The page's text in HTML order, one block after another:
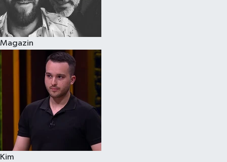
Magazin
Kim
Spor
Burç Yorumları
Çocuk
Eğitim
Hava Durumu
Kadın